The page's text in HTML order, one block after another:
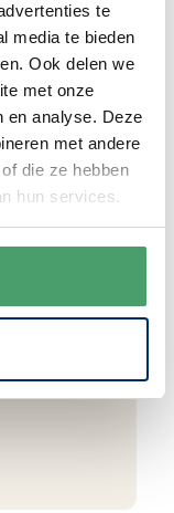
te
media te bieden
Ook delen we
met onze
en analyse. Deze
met andere
die ze hebben
hun services.
karton en
bestelling
.
van Onze